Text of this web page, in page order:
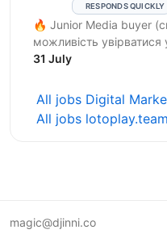
RESPONDS QUICKLY
🔥 Junior Media buyer (crypto) в Києві — твоя
можливість
🔥 Що в нас є? 📍 Офіс у Києві — стильний і
31 July
All jobs Digital
All jobs
magic@djinni.co